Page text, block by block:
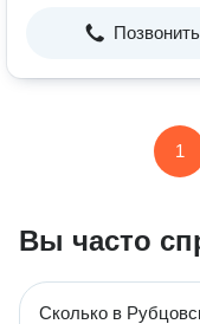
Позвонить
1
Вы часто
Сколько в